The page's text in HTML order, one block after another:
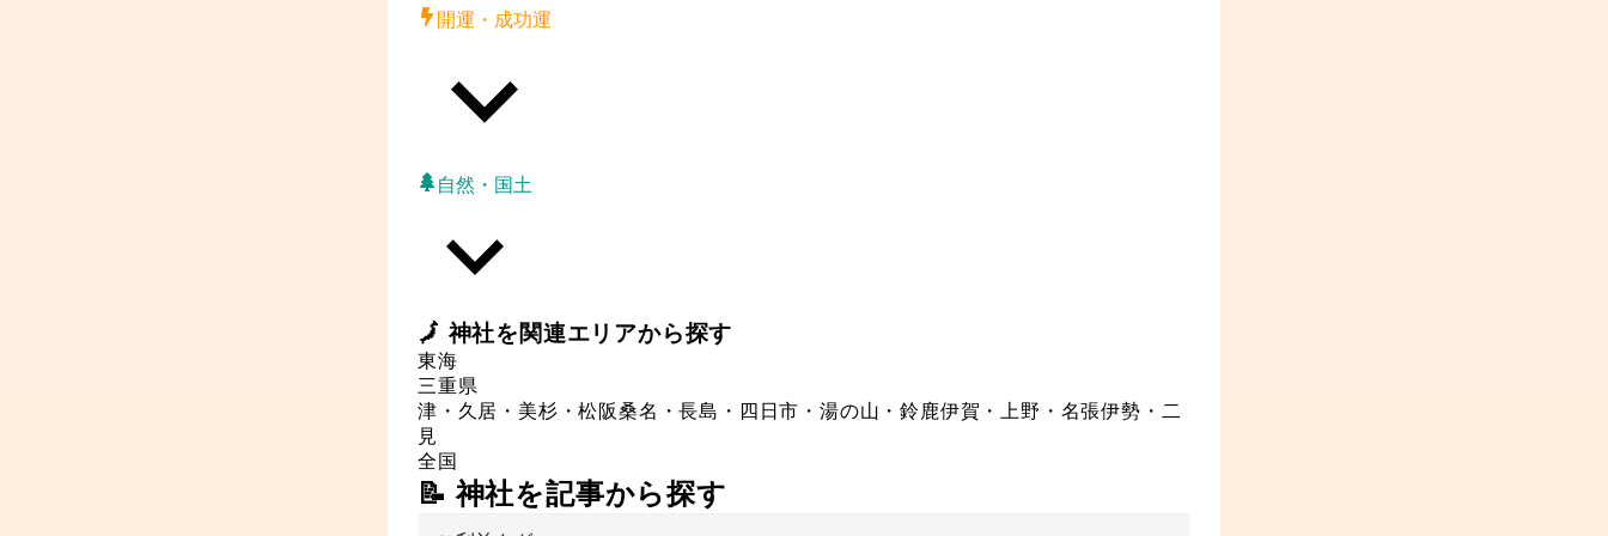
開運・成功運
自然・国土
🗾神社を関連エリアから探す
東海
三重県
津・久居・美杉・松阪桑名・長島・四日市・湯の山・鈴鹿伊賀・上野・名張伊勢・二
見
全国
📝 神社を記事から探す